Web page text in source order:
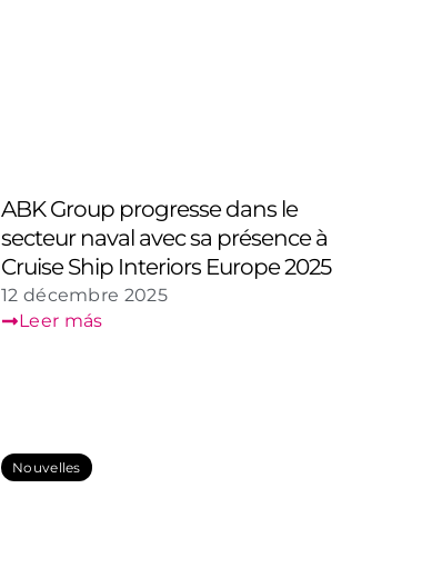
ABK Group progresse dans le
secteur naval avec sa présence à
Cruise Ship Interiors Europe 2025
12 décembre 2025
Leer más
Nouvelles